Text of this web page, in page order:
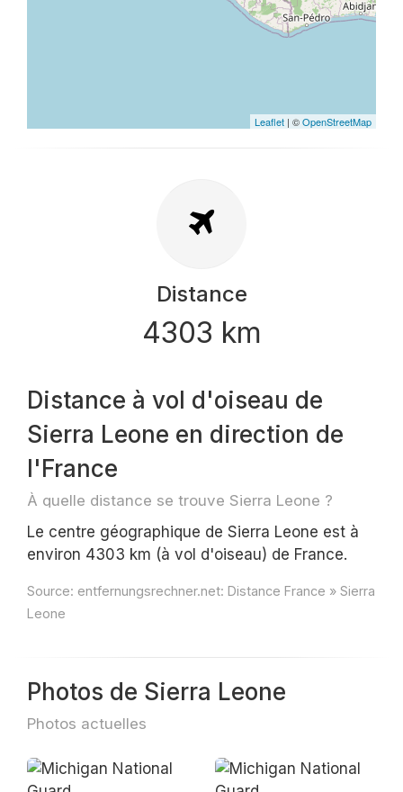
Leaflet | ©OpenStreetMap
Distance
4303 km
Distance à vol d'oiseau de
Sierra Leone en direction de
l'France
À quelle distance se trouve Sierra Leone ?
Le centre géographique de Sierra Leone est à
environ 4303 km (à vol d'oiseau) de France.
Source: entfernungsrechner.net: Distance France » Sierra
Leone
Photos de Sierra Leone
Photos actuelles